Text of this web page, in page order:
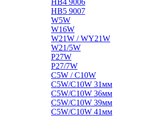
HB4 9006
HB5 9007
W5W
W16W
W21W / WY21W
W21/5W
P27W
P27/7W
C5W / C10W
C5W/C10W 31мм
C5W/C10W 36мм
C5W/C10W 39мм
C5W/C10W 41мм